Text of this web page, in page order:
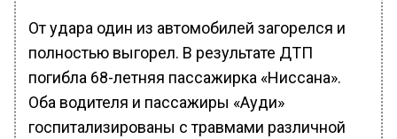
От удара один из автомобилей загорелся и
полностью выгорел. В результате ДТП
погибла 68-летняя пассажирка «Ниссана».
Оба водителя и пассажиры «Ауди»
госпитализированы с травмами различной